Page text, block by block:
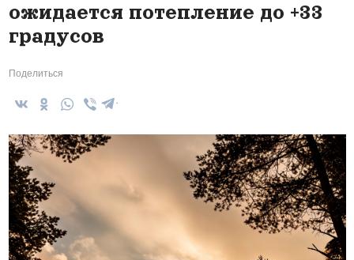
ожидается потепление до +33
градусов
Поделиться